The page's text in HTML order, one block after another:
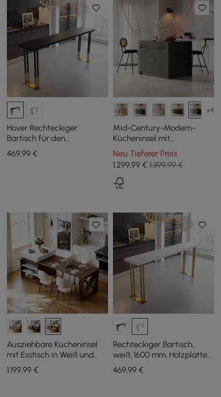
Hover Rechteckiger
Bartisch für den
Innenbereich, 1600 mm,
goldfarbene Beine
469,99 €
+4
Mid-Century-Modern-
Kücheninsel mit
glänzender Steinplatte
und Stauraum in Schwarz,
129 cm
Neu Tieferer Preis
1.299,99€ 1.399,99 €
Ausziehbare Kücheninsel
mit Esstisch in Weiß und
Walnussfarben, für 4
Personen, 185 – 235 cm
1.199,99 €
Rechteckiger Bartisch,
weiß, 1600 mm, Holzplatte
mit goldenem Kufenfuß
469,99€